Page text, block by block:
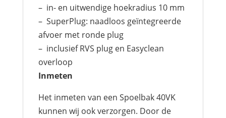
– in- en uitwendige hoekradius 10 mm
– SuperPlug: naadloos geïntegreerde
afvoer met ronde plug
– inclusief RVS plug en Easyclean
overloop
Inmeten
Het inmeten van een Spoelbak 40VK
kunnen wij ook verzorgen. Door de